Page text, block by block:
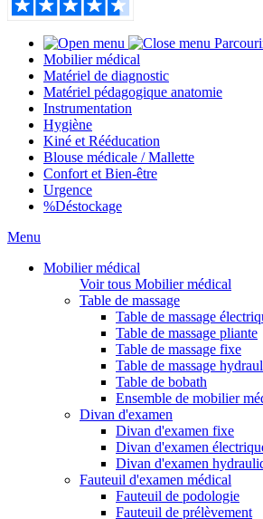
Mobilier médical
Matériel de diagnostic
Matériel pédagogique anatomie
Instrumentation
Hygiène
Kiné et Rééducation
Blouse médicale / Mallette
Confort et Bien-être
Urgence
%Déstockage
Menu
Mobilier médical
Voir tous Mobilier médical
Table de massage
Table de massage
Table de massage pliante
Table de massage fixe
Table de massage
Table de bobath
Ensemble de mobilier
Divan d'examen
Divan d'examen fixe
Divan d'examen
Divan d'examen
Fauteuil d'examen médical
Fauteuil de podologie
Fauteuil de prélèvement